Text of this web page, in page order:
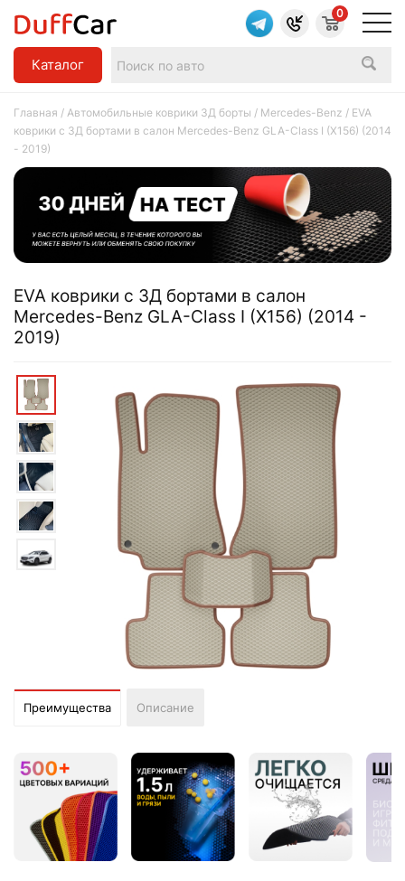
Каталог
0
Главная / Автомобильные коврики 3Д борты / Mercedes-Benz / EVA
коврики c 3Д бортами в салон Mercedes-Benz GLA-Class I (X156) (2014
- 2019)
EVA коврики c 3Д бортами в салон
Mercedes-Benz GLA-Class I (X156) (2014 -
2019)
Преимущества Описание